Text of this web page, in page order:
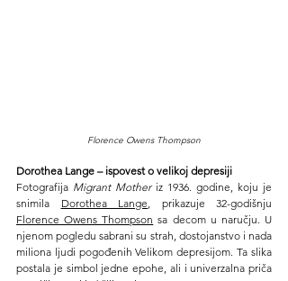
Florence Owens Thompson
Dorothea Lange – ispovest o velikoj depresiji
Fotografija Migrant Mother iz 1936. godine, koju je
snimila Dorothea Lange
Florence Owens Thompson sa decom u naručju. U
njenom pogledu sabrani su strah, dostojanstvo i nada
miliona ljudi pogođenih Velikom depresijom. Ta slika
postala je simbol jedne epohe, ali i univerzalna priča